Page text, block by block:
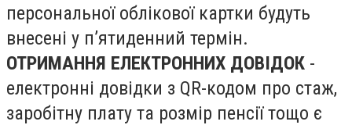
персональної облікової картки будуть
внесені у п’ятиденний термін.
ОТРИМАННЯ ЕЛЕКТРОННИХ ДОВІДОК -
електронні довідки з QR-кодом про стаж,
заробітну плату та розмір пенсії тощо є